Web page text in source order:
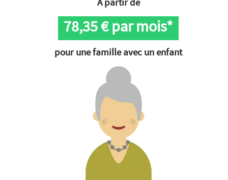
78,35€ par mois*
pour une famille avec un enfant